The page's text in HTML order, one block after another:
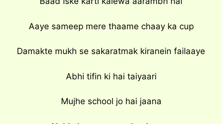
Aaye sameep mere thaame chaay ka cup
Damakte mukh se sakaratmak kiranein failaaye
Abhi tifin ki hai taiyaari
Mujhe school jo hai jaana